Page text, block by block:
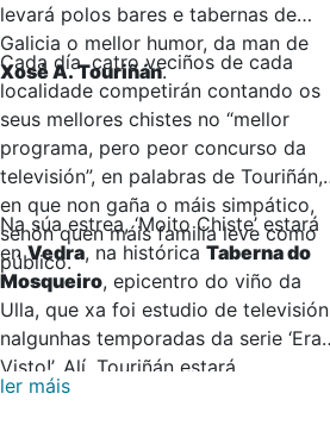
levará polos bares e tabernas de
Galicia o mellor humor, da man de
Xosé A. Touriñán.
Cada día, catro veciños de cada
localidade competirán contando os
seus mellores chistes no “mellor
programa, pero peor concurso da
televisión”, en palabras de Touriñán,
en que non gaña o máis simpático,
senón quen máis familia leve como
público.
Na súa estrea, ‘Moito Chiste’ estará
enVedra, na histórica Taberna do
Mosqueiro, epicentro do viño da
Ulla, que xa foi estudio de televisión
nalgunhas temporadas da serie ‘Era
Visto!’. Alí, Touriñán estará
acompañado por
ler máis